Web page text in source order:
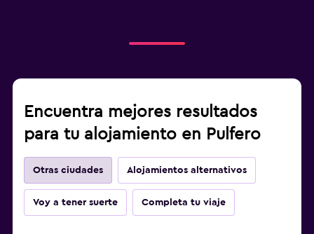
Encuentra mejores resultados
para tu alojamiento en Pulfero
Otras ciudades Alojamientos alternativos
Voy a tener suerte Completa tu viaje